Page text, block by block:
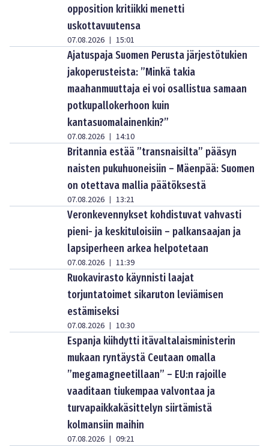
opposition kritiikki menetti
uskottavuutensa
07.08.2026 | 15:01
Ajatuspaja Suomen Perusta järjestötukien
jakoperusteista: ”Minkä takia
maahanmuuttaja ei voi osallistua samaan
potkupallokerhoon kuin
kantasuomalainenkin?”
07.08.2026 | 14:10
Britannia estää ”transnaisilta” pääsyn
naisten pukuhuoneisiin – Mäenpää: Suomen
on otettava mallia päätöksestä
07.08.2026 | 13:21
Veronkevennykset kohdistuvat vahvasti
pieni- ja keskituloisiin – palkansaajan ja
lapsiperheen arkea helpotetaan
07.08.2026 | 11:39
Ruokavirasto käynnisti laajat
torjuntatoimet sikaruton leviämisen
estämiseksi
07.08.2026 | 10:30
Espanja kiihdytti itävaltalaisministerin
mukaan ryntäystä Ceutaan omalla
”megamagneetillaan” – EU:n rajoille
vaaditaan tiukempaa valvontaa ja
turvapaikkakäsittelyn siirtämistä
kolmansiin maihin
07.08.2026 | 09:21